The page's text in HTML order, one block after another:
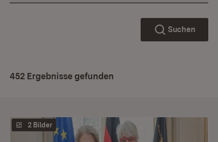
Suchen
452 Ergebnisse gefunden
2 Bilder